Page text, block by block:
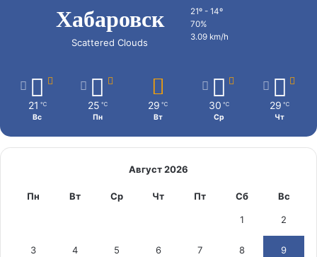
Хабаровск
Scattered Clouds
21º - 14º
70%
3.09 km/h
21 ℃
Вс
25 ℃
Пн
29 ℃
Вт
30 ℃
Ср
29 ℃
Чт
Август 2026
Пн Вт Ср Чт Пт Сб Вс
1 2
3 4 5 6 7 8 9